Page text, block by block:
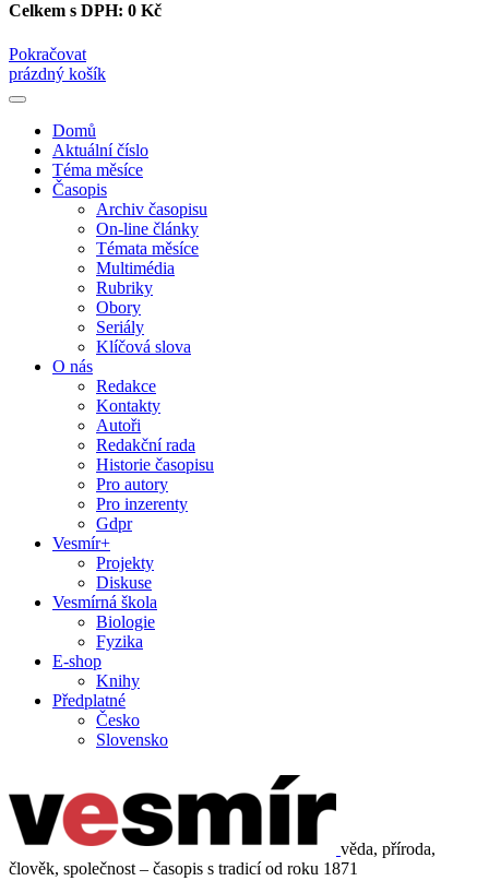
Celkem s DPH: 0 Kč
Pokračovat
prázdný košík
Domů
Aktuální číslo
Téma měsíce
Časopis
Archiv časopisu
On-line články
Témata měsíce
Multimédia
Rubriky
Obory
Seriály
Klíčová slova
O nás
Redakce
Kontakty
Autoři
Redakční rada
Historie časopisu
Pro autory
Pro inzerenty
Gdpr
Vesmír+
Projekty
Diskuse
Vesmírná škola
Biologie
Fyzika
E-shop
Knihy
Předplatné
Česko
Slovensko
věda, příroda,
člověk, společnost – časopis s tradicí od roku 1871